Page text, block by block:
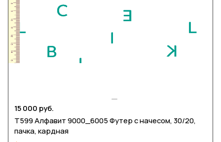
15 000 руб.
Т599 Алфавит 9000_6005 Футер с начесом, 30/20,
пачка, кардная